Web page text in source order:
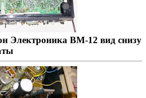
Электроника ВМ-12 вид снизу